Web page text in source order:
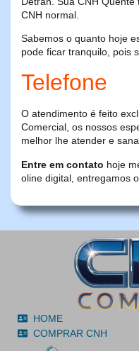
CNH normal.
Sabemos o quanto hoje
pode ficar tranquilo, pois
Telefone
O atendimento é feito
Comercial, os nossos
melhor lhe atender e
Entre em contato hoje
oline digital, entregamos
HOME
COMPRAR CNH